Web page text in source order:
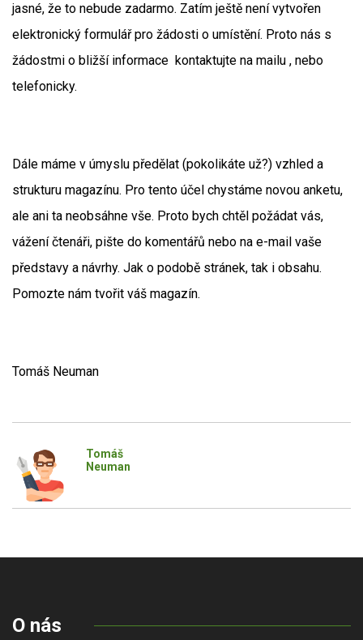
jasné, že to nebude zadarmo. Zatím ještě není vytvořen
elektronický formulář pro žádosti o umístění. Proto nás s
žádostmi o bližší informace kontaktujte na mailu , nebo
telefonicky.
Dále máme v úmyslu předělat (pokolikáte už?) vzhled a
strukturu magazínu. Pro tento účel chystáme novou anketu,
ale ani ta neobsáhne vše. Proto bych chtěl požádat vás,
vážení čtenáři, pište do komentářů nebo na e-mail vaše
představy a návrhy. Jak o podobě stránek, tak i obsahu.
Pomozte nám tvořit váš magazín.
Tomáš Neuman
Tomáš
Neuman
O nás